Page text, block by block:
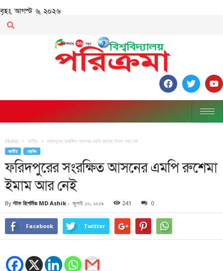
বৃহঃ, আগস্ট ৬, ২০২৬
Home জাতীয় ফরিদপুরের সংরক্ষিত আসনের এমপি রুশেমা ইমাম আর নেই
জাতীয় ব্রেকিং
ফরিদপুরের সংরক্ষিত আসনের এমপি রুশেমা
ইমাম আর নেই
By স্টাফ রিপোর্টারঃ MD Ashik - জুলাই ১০, ২০১৯ 241 0
Facebook Twitter